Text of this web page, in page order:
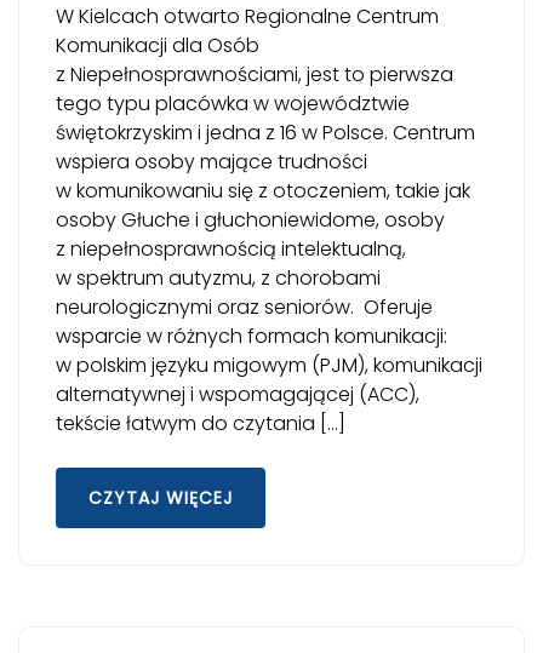
W Kielcach otwarto Regionalne Centrum
Komunikacji dla Osób
z Niepełnosprawnościami, jest to pierwsza
tego typu placówka w województwie
świętokrzyskim i jedna z 16 w Polsce. Centrum
wspiera osoby mające trudności
w komunikowaniu się z otoczeniem, takie jak
osoby Głuche i głuchoniewidome, osoby
z niepełnosprawnością intelektualną,
w spektrum autyzmu, z chorobami
neurologicznymi oraz seniorów. Oferuje
wsparcie w różnych formach komunikacji:
w polskim języku migowym (PJM), komunikacji
alternatywnej i wspomagającej (ACC),
tekście łatwym do czytania […]
CZYTAJ WIĘCEJ